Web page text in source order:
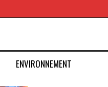
ENVIRONNEMENT